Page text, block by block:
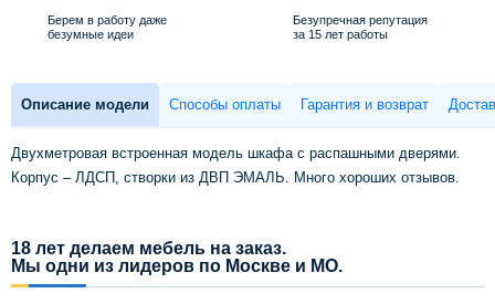
Берем в работу даже
безумные идеи
Безупречная репутация
за 15 лет работы
Описание модели Способы оплаты Гарантия и возврат
Двухметровая встроенная модель шкафа с распашными дверями.
Корпус – ЛДСП, створки из ДВП ЭМАЛЬ. Много хороших отзывов.
18 лет делаем мебель на заказ.
Мы одни из лидеров по Москве и МО.